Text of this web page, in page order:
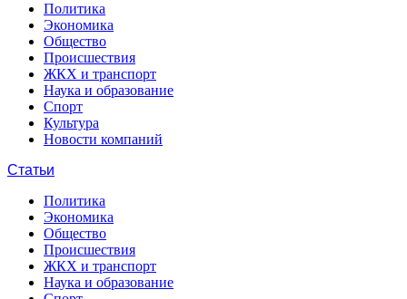
Политика
Экономика
Общество
Происшествия
ЖКХ и транспорт
Наука и образование
Спорт
Культура
Новости компаний
Статьи
Политика
Экономика
Общество
Происшествия
ЖКХ и транспорт
Наука и образование